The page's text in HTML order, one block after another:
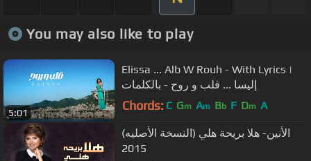
You may also like to play
5:01
Elissa ... Alb W Rouh - With Lyrics |
إليسا ... قلب و روح - بالكلمات
Chords: C Gm Am Bb F Dm A
الأنين- هلا بريحة هلي (النسخة الأصليه)
2015